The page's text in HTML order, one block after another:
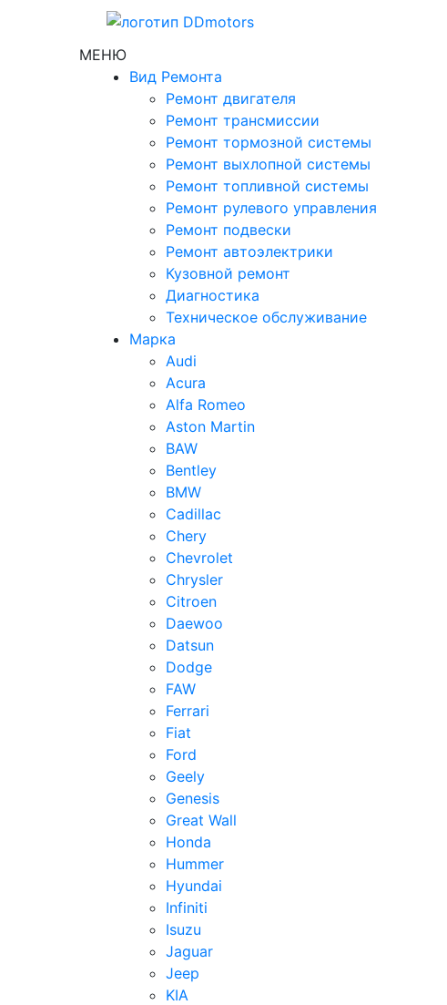
МЕНЮ
Вид Ремонта
Ремонт двигателя
Ремонт трансмиссии
Ремонт тормозной системы
Ремонт выхлопной системы
Ремонт топливной системы
Ремонт рулевого управления
Ремонт подвески
Ремонт автоэлектрики
Кузовной ремонт
Диагностика
Техническое обслуживание
Марка
Audi
Acura
Alfa Romeo
Aston Martin
BAW
Bentley
BMW
Cadillac
Chery
Chevrolet
Chrysler
Citroen
Daewoo
Datsun
Dodge
FAW
Ferrari
Fiat
Ford
Geely
Genesis
Great Wall
Honda
Hummer
Hyundai
Infiniti
Isuzu
Jaguar
Jeep
KIA